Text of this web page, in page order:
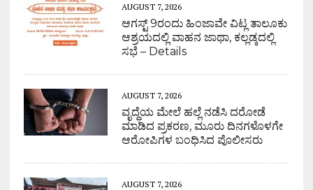
AUGUST 7, 2026
ಆಗಸ್ಟ್ 9ರಂದು ಹಿಂಜಾವೇ ವಿಟ್ಲ ತಾಲೂಕು
ಆಶ್ರಯದಲ್ಲಿ ವಾಹನ ಜಾಥಾ, ಕಲ್ಲಡ್ಕದಲ್ಲಿ
ಸಭೆ – Details
AUGUST 7, 2026
ವೃದ್ಧೆಯ ಮೇಲೆ ಹಲ್ಲೆ ನಡೆಸಿ ದರೋಡೆ
ಮಾಡಿದ ಪ್ರಕರಣ, ಮೂರು ದಿನಗಳೊಳಗೇ
ಆರೋಪಿಗಳ ಬಂಧಿಸಿದ ಪೊಲೀಸರು
AUGUST 7, 2026